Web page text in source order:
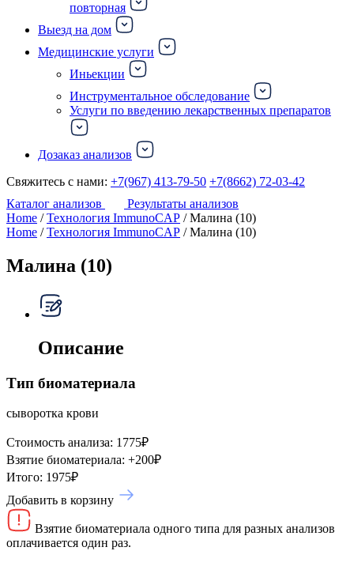
повторная
Выезд на дом
Медицинские услуги
Иньекции
Инструментальное обследование
Услуги по введению лекарственных препаратов
Дозаказ анализов
Свяжитесь с нами: +7(967) 413-79-50 +7(8662) 72-03-42
Каталог анализов
Результаты анализов
Home /Технология ImmunoCAP / Малина (10)
Home /Технология ImmunoCAP / Малина (10)
Малина (10)
Описание
Тип биоматериала
сыворотка крови
Стоимость анализа: 1775₽
Взятие биоматериала: +200₽
Итого: 1975₽
Добавить в корзину
Взятие биоматериала одного типа для разных анализов
оплачивается один раз.